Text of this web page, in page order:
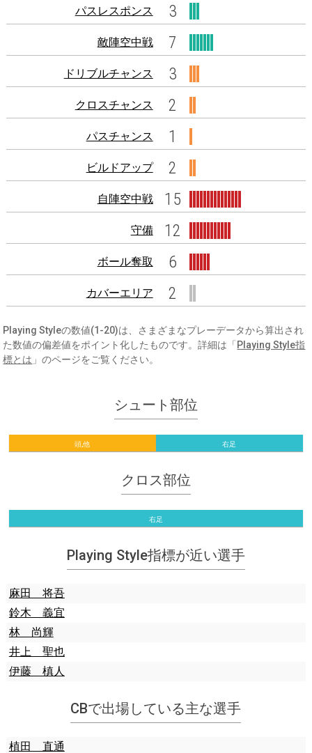
パスレスポンス 3
敵陣空中戦 7
ドリブルチャンス 3
クロスチャンス 2
パスチャンス 1
ビルドアップ 2
自陣空中戦 15
守備 12
ボール奪取 6
カバーエリア 2
Playing Styleの数値(1-20)は、さまざまなプレーデータから算出され
た数値の偏差値をポイント化したものです。詳細は「 Playing Style指
標とは 」のページをご覧ください。
シュート部位
頭,他 右足
クロス部位
右足
Playing Style指標が近い選手
麻田 将吾
鈴木 義宜
林 尚輝
井上 聖也
伊藤 槙人
CBで出場している主な選手
植田 直通